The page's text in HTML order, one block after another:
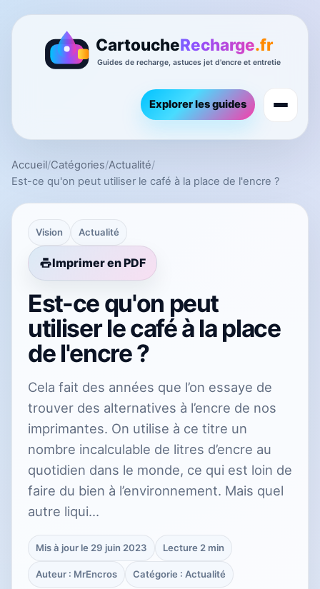
Explorer les guides
Accueil/Catégories/Actualité/
Est-ce qu'on peut utiliser le café à la place de l'encre ?
Vision Actualité
Imprimer en PDF
Est-ce qu'on peut
utiliser le café à la place
de l'encre ?
Cela fait des années que l’on essaye de
trouver des alternatives à l’encre de nos
imprimantes. On utilise à ce titre un
nombre incalculable de litres d’encre au
quotidien dans le monde, ce qui est loin de
faire du bien à l’environnement. Mais quel
autre liqui…
Mis à jour le 29 juin 2023 Lecture 2 min
Auteur : MrEncros Catégorie : Actualité